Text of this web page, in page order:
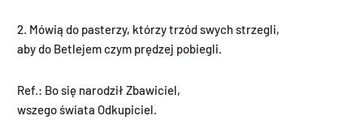
2. Mówią do pasterzy, którzy trzód swych strzegli,
aby do Betlejem czym prędzej pobiegli.
Ref.: Bo się narodził Zbawiciel,
wszego świata Odkupiciel.